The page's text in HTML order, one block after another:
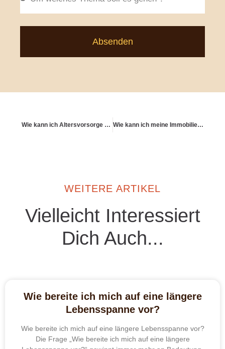
Absenden
Wie kann ich Altersvorsorge mit Nachhaltigkeit verbinden? Wie kann ich meine Immobilie im Pflegefall schützen?
WEITERE ARTIKEL
Vielleicht Interessiert
Dich Auch...
Wie bereite ich mich auf eine längere
Lebensspanne vor?
Wie bereite ich mich auf eine längere Lebensspanne vor?
Die Frage „Wie bereite ich mich auf eine längere